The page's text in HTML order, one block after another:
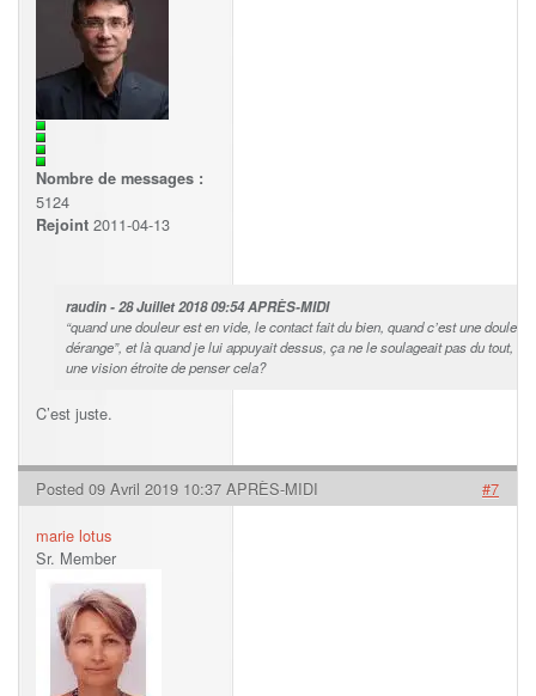
Nombre de messages :
5124
Rejoint 2011-04-13
raudin - 28 Juillet 2018 09:54 APRÈS-MIDI
“quand une douleur est en vide, le contact fait du bien, quand c’est une
dérange”, et là quand je lui appuyait dessus, ça ne le soulageait pas du tout,
une vision étroite de penser cela?
C’est juste.
Posted 09 Avril 2019 10:37 APRÈS-MIDI #7
marie lotus
Sr. Member